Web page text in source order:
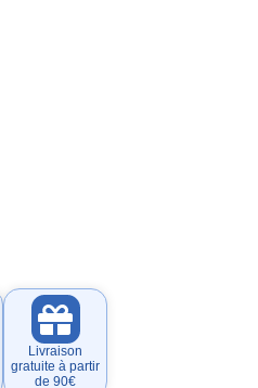
Livraison
gratuite à partir
de 90€